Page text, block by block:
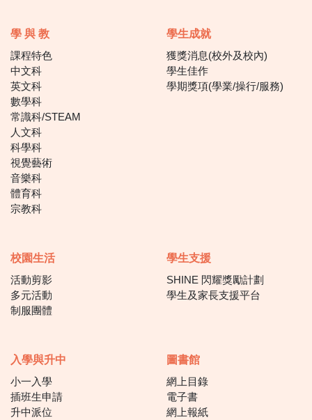
學 與 教
課程特色
中文科
英文科
數學科
常識科/STEAM
人文科
科學科
視覺藝術
音樂科
體育科
宗教科
學生成就
獲獎消息(校外及校內)
學生佳作
學期獎項(學業/操行/服務)
校園生活
活動剪影
多元活動
制服團體
學生支援
SHINE 閃耀獎勵計劃
學生及家長支援平台
入學與升中
小一入學
插班生申請
升中派位
圖書館
網上目錄
電子書
網上報紙